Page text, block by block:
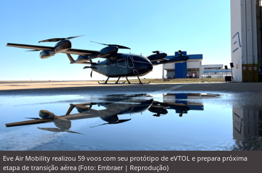
Eve Air Mobility realizou 59 voos com seu protótipo de eVTOL e prepara próxima
etapa de transição aérea (Foto: Embraer | Reprodução)